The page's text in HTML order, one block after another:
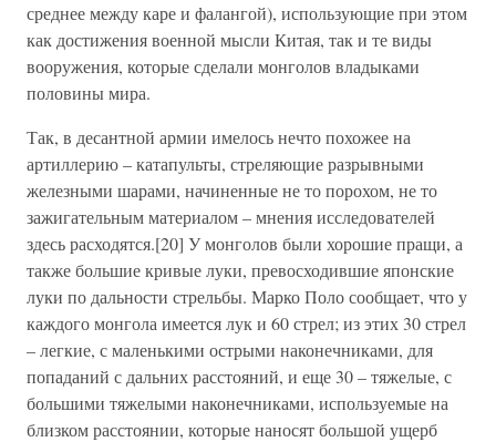
среднее между каре и фалангой), использующие при этом
как достижения военной мысли Китая, так и те виды
вооружения, которые сделали монголов владыками
половины мира.
Так, в десантной армии имелось нечто похожее на
артиллерию – катапульты, стреляющие разрывными
железными шарами, начиненные не то порохом, не то
зажигательным материалом – мнения исследователей
здесь расходятся.[20] У монголов были хорошие пращи, а
также большие кривые луки, превосходившие японские
луки по дальности стрельбы. Марко Поло сообщает, что у
каждого монгола имеется лук и 60 стрел; из этих 30 стрел
– легкие, с маленькими острыми наконечниками, для
попаданий с дальних расстояний, и еще 30 – тяжелые, с
большими тяжелыми наконечниками, используемые на
близком расстоянии, которые наносят большой ущерб